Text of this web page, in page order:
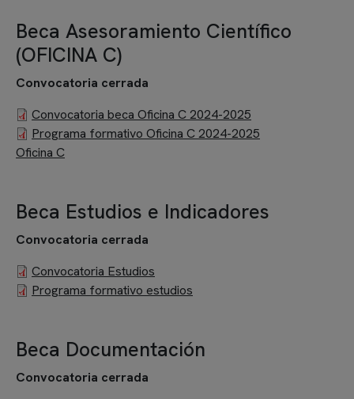
Beca Asesoramiento Científico
(OFICINA C)
Convocatoria cerrada
Documento
Convocatoria beca Oficina C 2024-2025
Documento
Programa formativo Oficina C 2024-2025
Oficina C
Beca Estudios e Indicadores
Convocatoria cerrada
Documento
Convocatoria Estudios
Documento
Programa formativo estudios
Beca Documentación
Convocatoria cerrada